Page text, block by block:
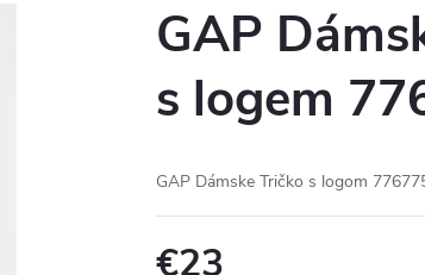
GAP
s logem
GAP Dámske Tričko s logom
€23